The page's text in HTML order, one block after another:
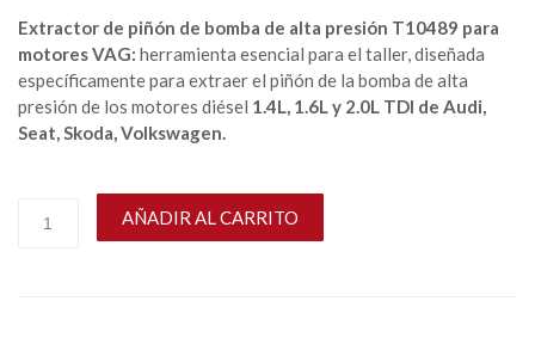
Extractor de piñón de bomba de alta presión T10489 para
motores VAG: herramienta esencial para el taller, diseñada
específicamente para extraer el piñón de la bomba de alta
presión de los motores diésel 1.4L, 1.6L y 2.0L TDI de Audi,
Seat, Skoda, Volkswagen.
AÑADIR AL CARRITO